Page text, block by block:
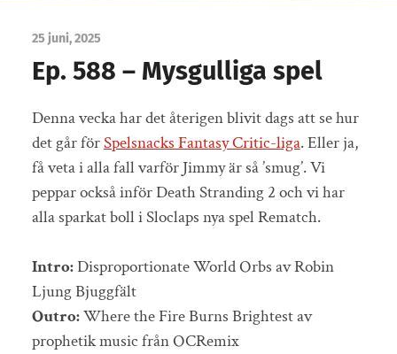
25 juni, 2025
Ep. 588 – Mysgulliga spel
Denna vecka har det återigen blivit dags att se hur
det går förSpelsnacks Fantasy Critic-liga. Eller ja,
få veta i alla fall varför Jimmy är så ’smug’. Vi
peppar också inför Death Stranding 2 och vi har
alla sparkat boll i Sloclaps nya spel Rematch.
Intro:Disproportionate World Orbs av Robin
Ljung Bjuggfält
Outro:Where the Fire Burns Brightest av
prophetik music från OCRemix